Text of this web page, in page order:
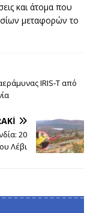
και άτομα που
μεταφορών το
IRIS‑T από
20
Λέβι